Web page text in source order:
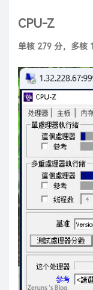
CPU-Z
单核 279 分，多核